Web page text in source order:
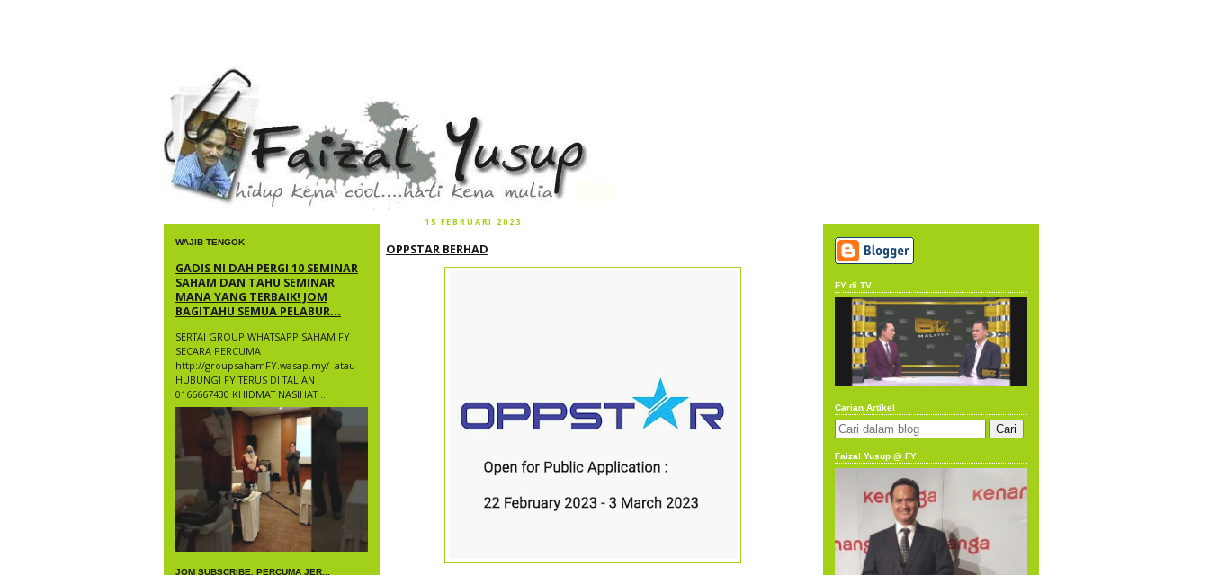
faizal yusup
WAJIB TENGOK
GADIS NI DAH PERGI 10 SEMINAR
SAHAM DAN TAHU SEMINAR
MANA YANG TERBAIK! JOM
BAGITAHU SEMUA PELABUR...
SERTAI GROUP WHATSAPP SAHAM FY
SECARA PERCUMA
http://groupsahamFY.wasap.my/ ​ atau
HUBUNGI FY TERUS DI TALIAN
0166667430 KHIDMAT NASIHAT ...
JOM SUBSCRIBE. PERCUMA JER...
15 FEBRUARI 2023
OPPSTAR BERHAD
FY di TV
Carian Artikel
Faizal Yusup @ FY